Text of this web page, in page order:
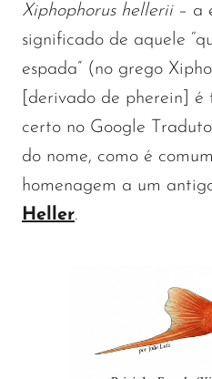
Xiphophorus hellerii– a
significado de aquele
espada” (no grego
[derivado de pherein]
certo no Google
do nome, como é
homenagem a um
Heller.